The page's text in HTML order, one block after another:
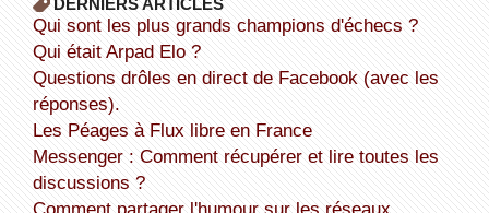
Qui sont les plus grands champions d'échecs ?
Qui était Arpad Elo ?
Questions drôles en direct de Facebook (avec les
réponses).
Les Péages à Flux libre en France
Messenger : Comment récupérer et lire toutes les
discussions ?
Comment partager l'humour sur les réseaux